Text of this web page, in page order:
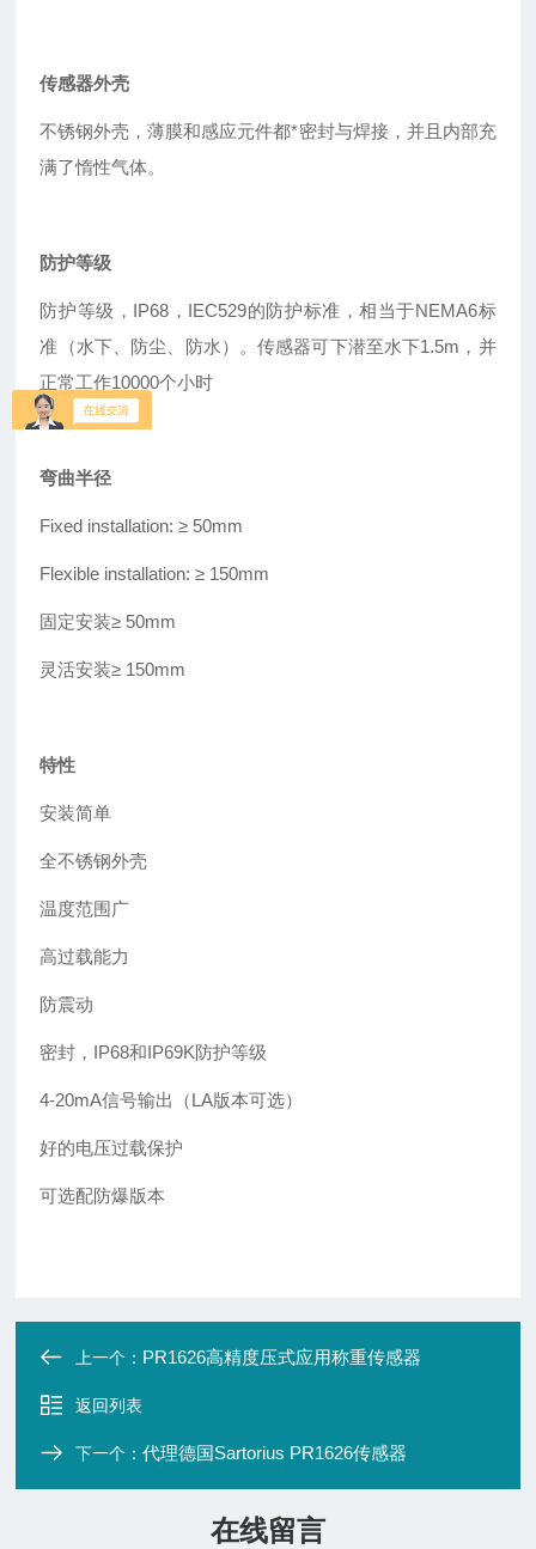
传感器外壳
不锈钢外壳，薄膜和感应元件都*密封与焊接，并且内部充
满了惰性气体。
防护等级
防护等级，IP68，IEC529的防护标准，相当于NEMA6标
准（水下、防尘、防水）。传感器可下潜至水下1.5m，并
正常工作10000个小时
弯曲半径
Fixed installation: ≥ 50mm
Flexible installation: ≥ 150mm
固定安装≥ 50mm
灵活安装≥ 150mm
特性
安装简单
全不锈钢外壳
温度范围广
高过载能力
防震动
密封，IP68和IP69K防护等级
4-20mA信号输出（LA版本可选）
好的电压过载保护
可选配防爆版本
上一个： PR1626高精度压式应用称重传感器
返回列表
下一个：代理德国Sartorius PR1626传感器
在线留言